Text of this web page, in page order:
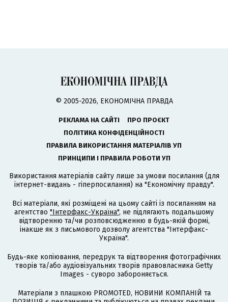
© 2005-2026, ЕКОНОМІЧНА ПРАВДА
РЕКЛАМА НА САЙТІ
ПРО ПРОЄКТ
ПОЛІТИКА КОНФІДЕНЦІЙНОСТІ
ПРАВИЛА ВИКОРИСТАННЯ МАТЕРІАЛІВ УП
ПРИНЦИПИ І ПРАВИЛА РОБОТИ УП
Використання матеріалів сайту лише за умови посилання (для
інтернет-видань - гіперпосилання) на "Економічну правду".
Всі матеріали, які розміщені на цьому сайті із посиланням на
агентство "Інтерфакс-Україна", не підлягають подальшому
відтворенню та/чи розповсюдженню в будь-якій формі,
інакше як з письмового дозволу агентства "Інтерфакс-
Україна".
Будь-яке копіювання, передрук та відтворення фотографічних
творів та/або аудіовізуальних творів правовласника Getty
Images - суворо забороняється.
Матеріали з плашкою PROMOTED, НОВИНИ КОМПАНІЙ та